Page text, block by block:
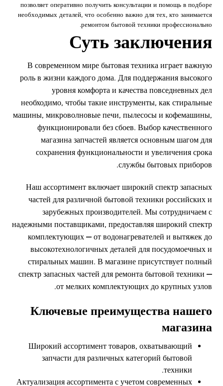
позволяет оперативно получить консультации и помощь в подборе
необходимых деталей, что особенно важно для тех, кто занимается
ремонтом бытовой техники профессионально.
Суть заключения
В современном мире бытовая техника играет важную
роль в жизни каждого дома. Для поддержания высокого
уровня комфорта и качества повседневных дел
необходимо, чтобы такие инструменты, как стиральные
машины, микроволновые печи, пылесосы и кофемашины,
функционировали без сбоев. Выбор качественного
магазина запчастей является основным шагом для
сохранения функциональности и увеличения срока
службы бытовых приборов.
Наш ассортимент включает широкий спектр запасных
частей для различной бытовой техники российских и
зарубежных производителей. Мы сотрудничаем с
надежными поставщиками, предоставляя широкий спектр
комплектующих — от водонагревателей и вытяжек до
высокотехнологичных деталей для посудомоечных и
стиральных машин. В магазине присутствует полный
спектр запасных частей для ремонта бытовой техники —
от мелких комплектующих до крупных узлов.
Ключевые преимущества нашего
магазина
Широкий ассортимент товаров, охватывающий
запчасти для различных категорий бытовой
техники.
Актуализация ассортимента с учетом современных